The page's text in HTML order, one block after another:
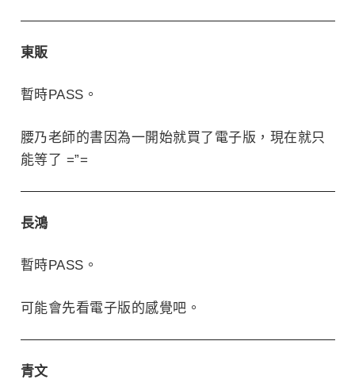
東販
暫時PASS。
腰乃老師的書因為一開始就買了電子版，現在就只
能等了 =”=
長鴻
暫時PASS。
可能會先看電子版的感覺吧。
青文